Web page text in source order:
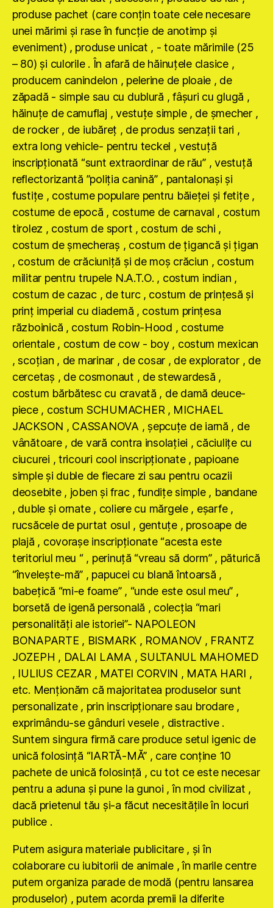
produse pachet (care conţin toate cele necesare
unei mărimi şi rase în funcţie de anotimp şi
eveniment) , produse unicat , - toate mărimile (25
– 80) şi culorile . În afară de hăinuţele clasice ,
producem canindelon , pelerine de ploaie , de
zăpadă - simple sau cu dublură , fâşuri cu glugă ,
hăinuţe de camuflaj , vestuţe simple , de şmecher ,
de rocker , de iubăreţ , de produs senzaţii tari ,
extra long vehicle- pentru teckel , vestuţă
inscripţionată “sunt extraordinar de rău” , vestuţă
reflectorizantă ”poliţia canină” , pantalonaşi şi
fustiţe , costume populare pentru băieţei şi fetiţe ,
costume de epocă , costume de carnaval , costum
tirolez , costum de sport , costum de schi ,
costum de şmecheraş , costum de ţigancă şi ţigan
, costum de crăciuniţă şi de moş crăciun , costum
militar pentru trupele N.A.T.O. , costum indian ,
costum de cazac , de turc , costum de prinţesă şi
prinţ imperial cu diademă , costum prinţesa
războinică , costum Robin-Hood , costume
orientale , costum de cow - boy , costum mexican
, scoţian , de marinar , de cosar , de explorator , de
cercetaş , de cosmonaut , de stewardesă ,
costum bărbătesc cu cravată , de damă deuce-
piece , costum SCHUMACHER , MICHAEL
JACKSON , CASSANOVA , şepcuţe de iarnă , de
vânătoare , de vară contra insolaţiei , căciuliţe cu
ciucurei , tricouri cool inscripţionate , papioane
simple şi duble de fiecare zi sau pentru ocazii
deosebite , joben şi frac , fundiţe simple , bandane
, duble şi ornate , coliere cu mărgele , eşarfe ,
rucsăcele de purtat osul , gentuţe , prosoape de
plajă , covoraşe inscripţionate “acesta este
teritoriul meu “ , perinuţă “vreau să dorm” , păturică
“înveleşte-mă” , papucei cu blană întoarsă ,
babeţică “mi-e foame” , “unde este osul meu” ,
borsetă de igenă personală , colecţia “mari
personalităţi ale istoriei”- NAPOLEON
BONAPARTE , BISMARK , ROMANOV , FRANTZ
JOZEPH , DALAI LAMA , SULTANUL MAHOMED
, IULIUS CEZAR , MATEI CORVIN , MATA HARI ,
etc. Menţionăm că majoritatea produselor sunt
personalizate , prin inscripţionare sau brodare ,
exprimându-se gânduri vesele , distractive .
Suntem singura firmă care produce setul igenic de
unică folosinţă “IARTĂ-MĂ” , care conţine 10
pachete de unică folosinţă , cu tot ce este necesar
pentru a aduna şi pune la gunoi , în mod civilizat ,
dacă prietenul tău şi-a făcut necesităţile în locuri
publice .
Putem asigura materiale publicitare , şi în
colaborare cu iubitorii de animale , în marile centre
putem organiza parade de modă (pentru lansarea
produselor) , putem acorda premii la diferite